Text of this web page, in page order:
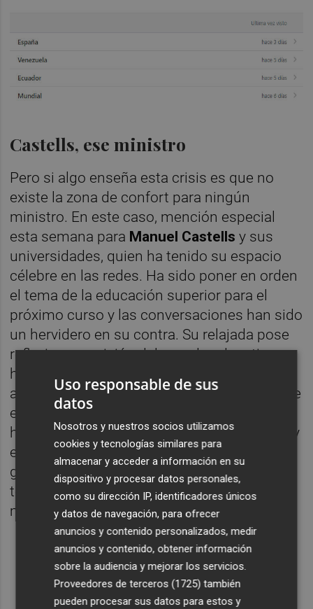
Castells, ese ministro
Pero si algo enseña esta crisis es que no
existe la zona de confort para ningún
ministro. En este caso, mención especial
esta semana para Manuel Castells y sus
universidades, quien ha tenido su espacio
célebre en las redes. Ha sido poner en orden
el tema de la educación superior para el
próximo curso y las conversaciones han sido
un hervidero en su contra. Su relajada pose
reflexiva y su visión del mundo educativo
han sido suficientes argumentos para
alimentar a las huestes tuiteras y convertirse
en tendencia durante un buen puñado de
horas. Hasta el propioDios (@Diostuitero)
y
el prolíficoToni Cantó - que le ha cogido el
gusto a esto de los tortazos por las redes-
tomaron parte en el escarnio virtual al
ministro.
Uso responsable de sus
datos
Nosotros y nuestros socios utilizamos
cookies y tecnologías similares para
almacenar y acceder a información en su
dispositivo y procesar datos personales,
como su dirección IP, identificadores únicos
y datos de navegación, para ofrecer
anuncios y contenido personalizados, medir
anuncios y contenido, obtener información
sobre la audiencia y mejorar los servicios.
Proveedores de terceros (1725) también
pueden procesar sus datos para estos y